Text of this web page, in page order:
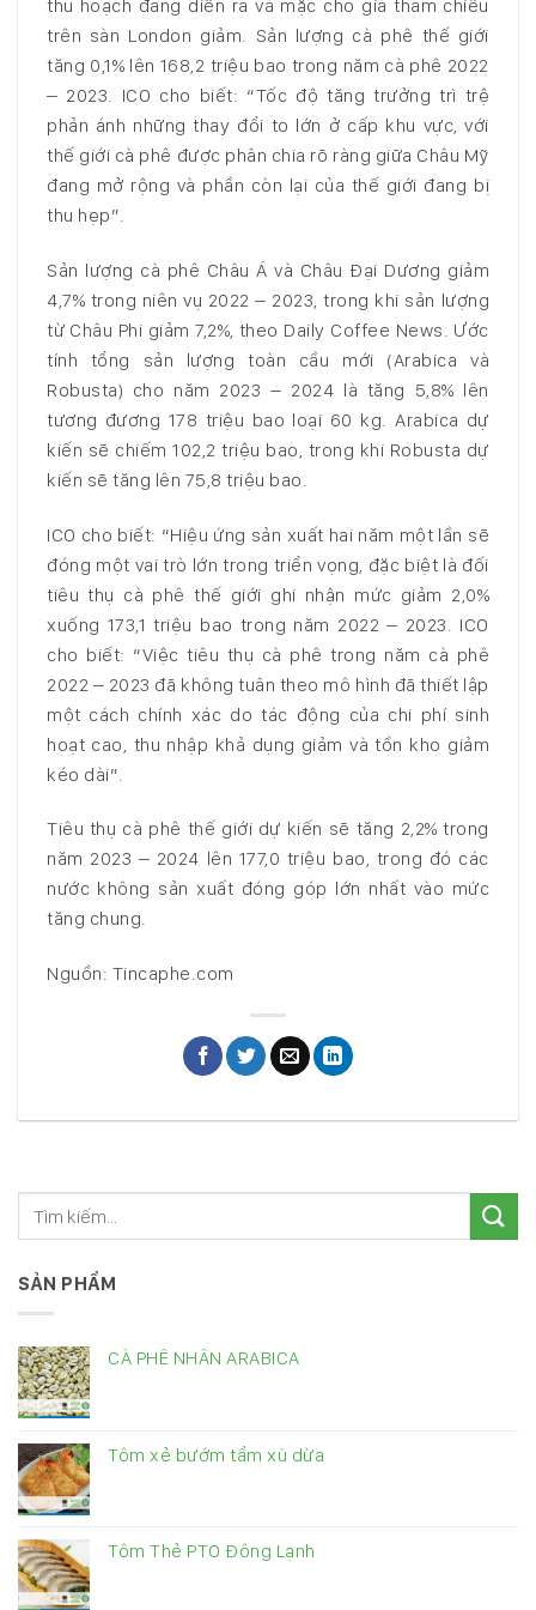
thu hoạch đang diễn ra và mặc cho giá tham chiếu
trên sàn London giảm. Sản lượng cà phê thế giới
tăng 0,1% lên 168,2 triệu bao trong năm cà phê 2022
– 2023. ICO cho biết: “Tốc độ tăng trưởng trì trệ
phản ánh những thay đổi to lớn ở cấp khu vực, với
thế giới cà phê được phân chia rõ ràng giữa Châu Mỹ
đang mở rộng và phần còn lại của thế giới đang bị
thu hẹp”.
Sản lượng cà phê Châu Á và Châu Đại Dương giảm
4,7% trong niên vụ 2022 – 2023, trong khi sản lượng
từ Châu Phi giảm 7,2%, theo Daily Coffee News. Ước
tính tổng sản lượng toàn cầu mới (Arabica và
Robusta) cho năm 2023 – 2024 là tăng 5,8% lên
tương đương 178 triệu bao loại 60 kg. Arabica dự
kiến sẽ chiếm 102,2 triệu bao, trong khi Robusta dự
kiến sẽ tăng lên 75,8 triệu bao.
ICO cho biết: “Hiệu ứng sản xuất hai năm một lần sẽ
đóng một vai trò lớn trong triển vọng, đặc biệt là đối
tiêu thụ cà phê thế giới ghi nhận mức giảm 2,0%
xuống 173,1 triệu bao trong năm 2022 – 2023. ICO
cho biết: “Việc tiêu thụ cà phê trong năm cà phê
2022 – 2023 đã không tuân theo mô hình đã thiết lập
một cách chính xác do tác động của chi phí sinh
hoạt cao, thu nhập khả dụng giảm và tồn kho giảm
kéo dài”.
Tiêu thụ cà phê thế giới dự kiến sẽ tăng 2,2% trong
năm 2023 – 2024 lên 177,0 triệu bao, trong đó các
nước không sản xuất đóng góp lớn nhất vào mức
tăng chung.
Nguồn: Tincaphe.com
SẢN PHẨM
CÀ PHÊ NHÂN ARABICA
Tôm xẻ bướm tẩm xù dừa
Tôm Thẻ PTO Đông Lạnh